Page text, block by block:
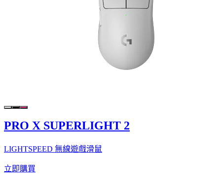
PRO X SUPERLIGHT 2
LIGHTSPEED 無線遊戲滑鼠
立即購買